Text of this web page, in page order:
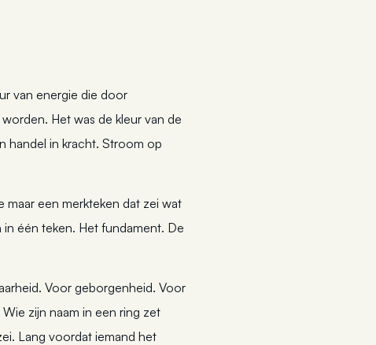
van energie die door
Het was de kleur van de
handel in kracht. Stroom op
een merkteken dat zei wat
één teken. Het fundament. De
Voor geborgenheid. Voor
zijn naam in een ring zet
Lang voordat iemand het